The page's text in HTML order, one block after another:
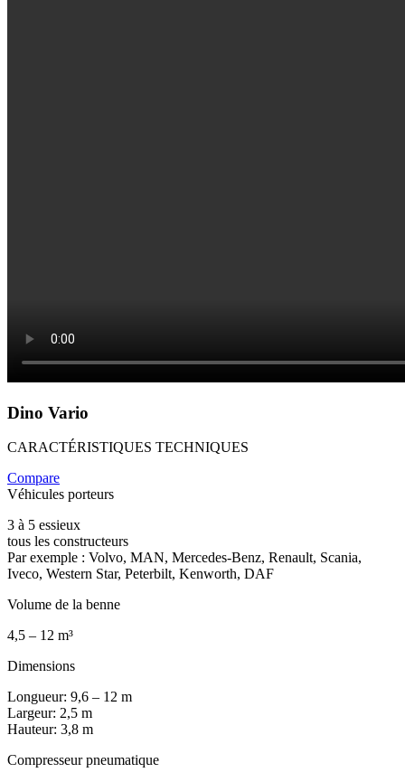
Dino Vario
CARACTÉRISTIQUES TECHNIQUES
Compare
Véhicules porteurs
3 à 5 essieux
tous les constructeurs
Par exemple : Volvo, MAN, Mercedes-Benz, Renault, Scania,
Iveco, Western Star, Peterbilt, Kenworth, DAF
Volume de la benne
4,5 – 12 m³
Dimensions
Longueur: 9,6 – 12 m
Largeur: 2,5 m
Hauteur: 3,8 m
Compresseur pneumatique